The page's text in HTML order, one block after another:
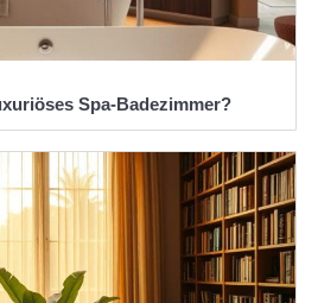
Spa-Badezimmer?